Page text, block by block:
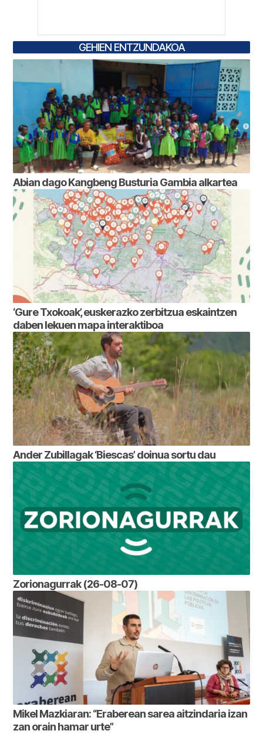
GEHIEN ENTZUNDAKOA
Abian dago Kangbeng Busturia Gambia alkartea
‘Gure Txokoak’, euskerazko zerbitzua eskaintzen
daben lekuen mapa interaktiboa
Ander Zubillagak ‘Biescas’ doinua sortu dau
Zorionagurrak (26-08-07)
Mikel Mazkiaran: “Eraberean sarea aitzindaria izan
zan orain hamar urte”